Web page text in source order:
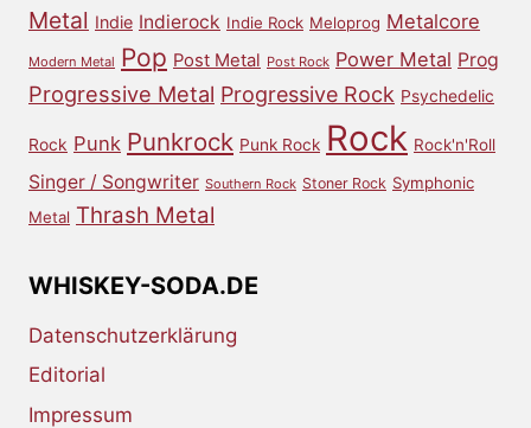
Metal Indie Indierock Indie Rock Meloprog Metalcore
Modern Metal Pop Post Metal Post Rock Power Metal Prog
Progressive Metal Progressive Rock Psychedelic
Rock Punk Punkrock Punk Rock Rock Rock'n'Roll
Singer / Songwriter Southern Rock Stoner Rock Symphonic
Metal Thrash Metal
WHISKEY-SODA.DE
Datenschutzerklärung
Editorial
Impressum